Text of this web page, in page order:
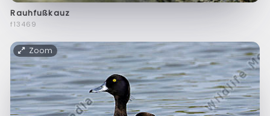
Rauhfußkauz
f13469
Zoom